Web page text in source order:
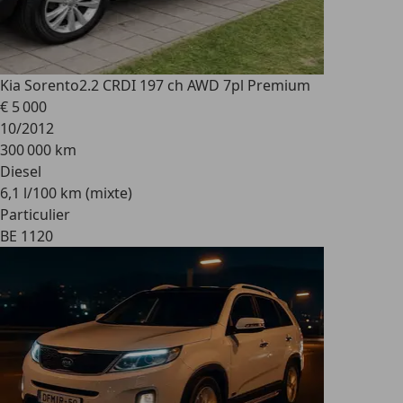
Kia Sorento2.2 CRDI 197 ch AWD 7pl Premium
€ 5 000
10/2012
300 000 km
Diesel
6,1 l/100 km (mixte)
Particulier
BE 1120